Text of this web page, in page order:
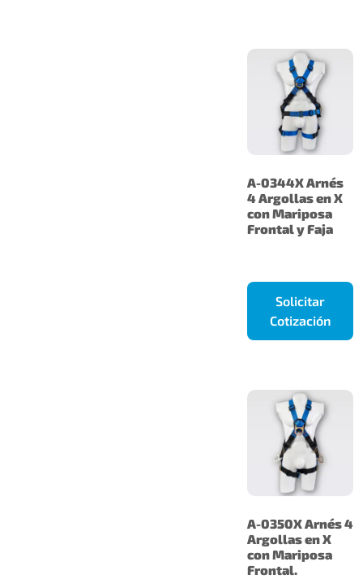
A-0344X Arnés
4 Argollas en X
con Mariposa
Frontal y Faja
Solicitar
Cotización
A-0350X Arnés 4
Argollas en X
con Mariposa
Frontal.